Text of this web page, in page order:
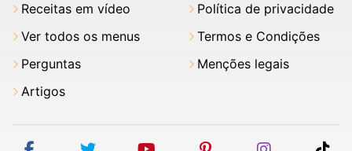
Receitas em vídeo
Ver todos os menus
Perguntas
Artigos
Política de privacidade
Termos e Condições
Menções legais